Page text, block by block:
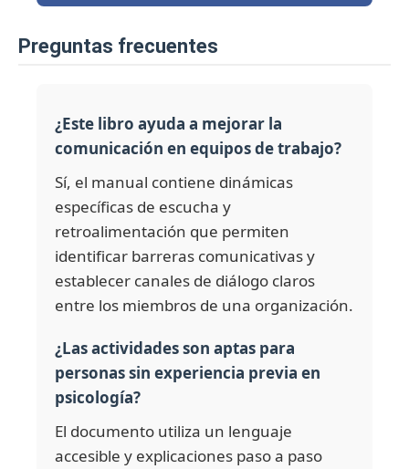
preguntas frecuentes
¿Este libro ayuda a mejorar la
comunicación en equipos de trabajo?
Sí, el manual contiene dinámicas
específicas de escucha y
retroalimentación que permiten
identificar barreras comunicativas y
establecer canales de diálogo claros
entre los miembros de una organización.
¿Las actividades son aptas para
personas sin experiencia previa en
psicología?
El documento utiliza un lenguaje
accesible y explicaciones paso a paso